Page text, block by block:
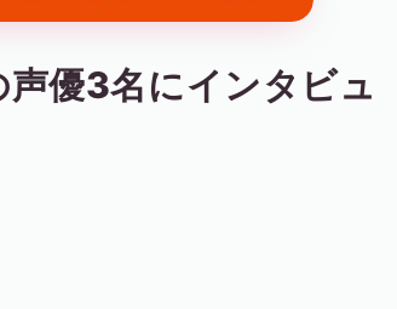
優3名にインタビュ